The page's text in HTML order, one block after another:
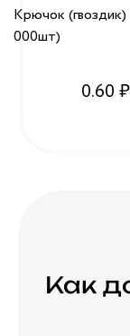
Крючок
000шт)
0.60 ₽
Как